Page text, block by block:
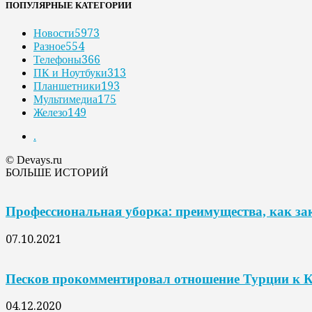
ПОПУЛЯРНЫЕ КАТЕГОРИИ
Новости5973
Разное554
Телефоны366
ПК и Ноутбуки313
Планшетники193
Мультимедиа175
Железо149
.
© Devays.ru
БОЛЬШЕ ИСТОРИЙ
Профессиональная уборка: преимущества, как
07.10.2021
Песков прокомментировал отношение Турции к
04.12.2020